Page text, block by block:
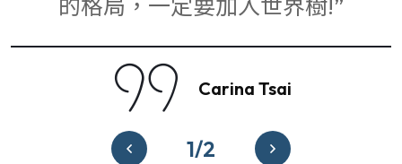
的格局，一定要加入世界樹!”
Carina Tsai
1/2